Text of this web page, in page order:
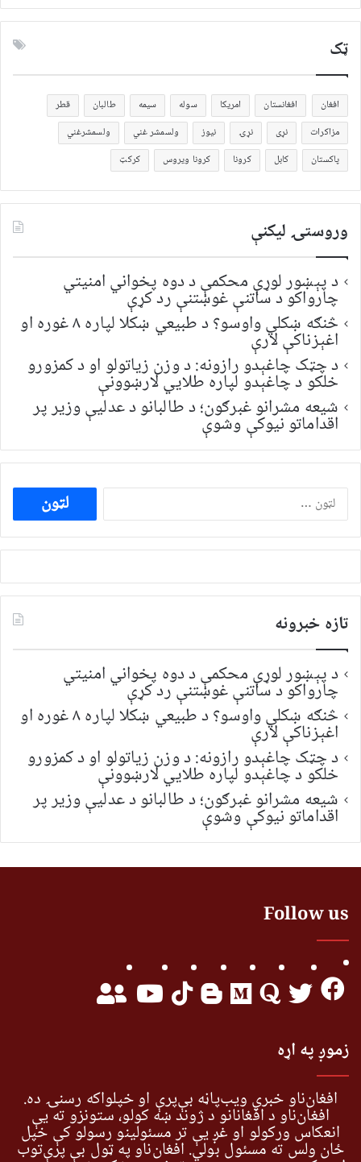
ټک
افغان افغانستان امریکا سوله سیمه طالبان
قطر
مزاکرات
نړی نړۍ نیوز ولسمشر غني
ولسمشرغني
پاکستان
کابل کرونا کرونا ویروس کرکټ
وروستۍ ليکنې
د پېښور لوړې محکمې د دوه پخواني امنیتي
چارواکو د ساتنې غوښتنې رد کړې
څنګه ښکلي واوسو؟ د طبیعي ښکلا لپاره ۸ غوره او
اغېزناکې لارې
د چټک چاغېدو رازونه: د وزن زیاتولو او د کمزورو
خلکو د چاغېدو لپاره طلایي لارښوونې
شیعه مشرانو غبرګون؛ د طالبانو د عدلیې وزیر پر
اقداماتو نیوکې وشوې
ددی
لپاره
لټون:
تازه خبرونه
د پېښور لوړې محکمې د دوه پخواني امنیتي
چارواکو د ساتنې غوښتنې رد کړې
څنګه ښکلي واوسو؟ د طبیعي ښکلا لپاره ۸ غوره او
اغېزناکې لارې
د چټک چاغېدو رازونه: د وزن زیاتولو او د کمزورو
خلکو د چاغېدو لپاره طلایي لارښوونې
شیعه مشرانو غبرګون؛ د طالبانو د عدلیې وزیر پر
اقداماتو نیوکې وشوې
Follow us
زموږ په اړه
افغان‌ناو خبري ویب‌پاڼه بې‌پرې او خپلواکه رسنۍ ده.
افغان‌ناو د افغانانو د ژوند ښه کولو، ستونزو ته یې
انعکاس ورکولو او غږ یې تر مسئولینو رسولو کې خپل
ځان ولس ته مسئول بولي. افغان‌ناو په ټول بې پرې‌توب